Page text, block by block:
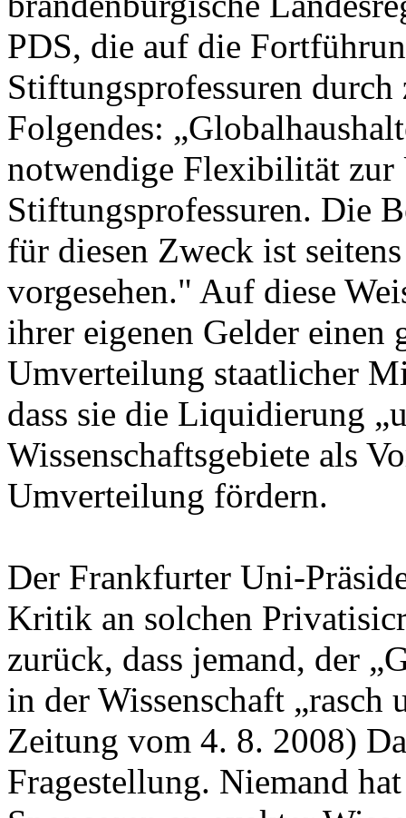
PDS, die auf die
Stiftungsprofessuren
Folgendes:
notwendige Flexibilität zur
Stiftungsprofessuren. Die
für diesen Zweck ist
vorgesehen." Auf diese
ihrer eigenen Gelder
Umverteilung staatlicher
dass sie die Liquidierung
Wissenschaftsgebiete als
Umverteilung fördern.
Der Frankfurter Uni-
Kritik an solchen
zurück, dass jemand, der
in der Wissenschaft „rasch
Zeitung vom 4. 8. 2008)
Fragestellung. Niemand